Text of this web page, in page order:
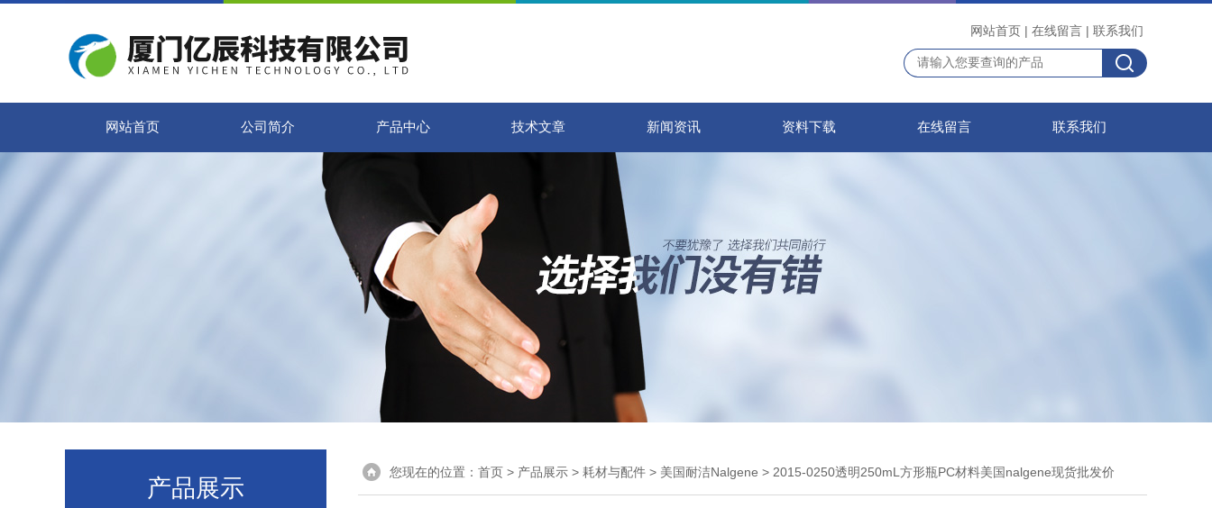
网站首页 | 在线留言 | 联系我们
网站首页 公司简介 产品中心 技术文章 新闻资讯 资料下载 在线留言 联系我们
产品展示
您现在的位置： 首页 > 产品展示 > 耗材与配件 > 美国耐洁Nalgene > 2015-0250透明250mL方形瓶PC材料美国nalgene现货批发价